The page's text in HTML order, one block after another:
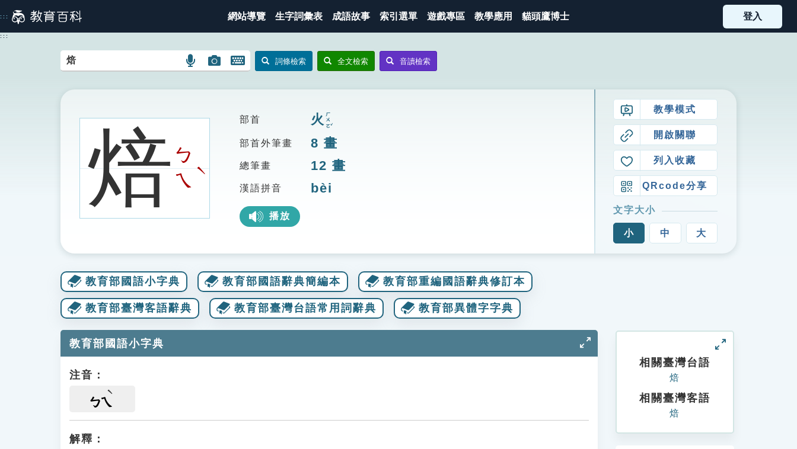
到
主
::: 網站導覽 生字詞彙表 成語故事 索引選單 遊戲專區 教學應用 貓頭鷹博士 登入
:::
語
搜
圖
圖
搜
開
鍵
圖
詞條檢索 全文檢索 音讀檢索
焙ㄅ
ㄟ
ˋ
部首 火 ㄏㄨㄛˇ
部首外筆畫 8 畫
總筆畫 12 畫
漢語拼音 bèi
播放
教學模式
開啟關聯
列入收藏
QRcode分享
文字大小
小 中 大
教育部國語小字典 教育部國語辭典簡編本 教育部重編國語辭典修訂本
教育部臺灣客語辭典 教育部臺灣台語常用詞辭典 教育部異體字字典
教育部國語小字典
注音：
ㄅㄟ
解釋：
相關臺灣台語
焙
相關臺灣客語
焙